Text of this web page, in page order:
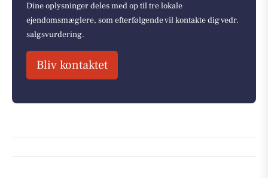
Dine oplysninger deles med op til tre lokale
ejendomsmæglere, som efterfølgende vil kontakte dig vedr.
salgsvurdering.
Bliv kontaktet